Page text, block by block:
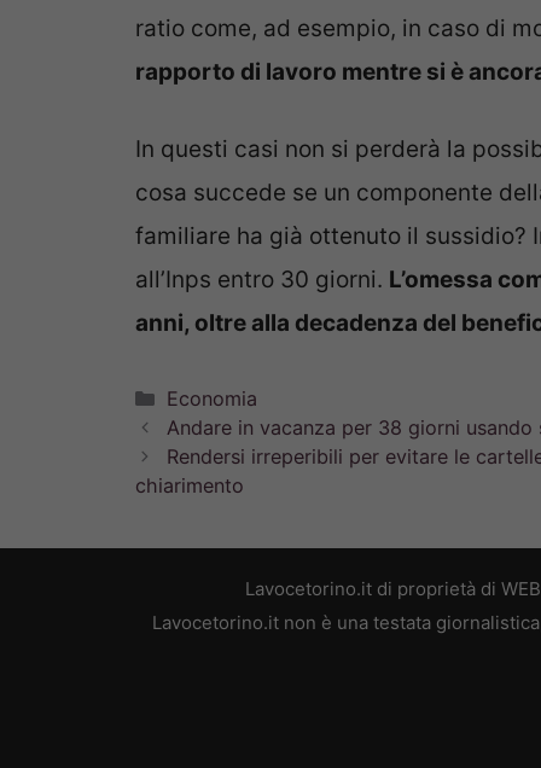
ratio come, ad esempio, in caso di
rapporto di lavoro mentre si è
In questi casi non si perderà la
cosa succede se un componente
familiare ha già ottenuto il sussidio?
all’Inps entro 30 giorni. L’omessa
anni, oltre alla decadenza del
Categorie
Economia
Andare in vacanza per 38 giorni
Rendersi irreperibili per evitare le
chiarimento
Lavocetorino.it di proprietà di
Lavocetorino.it non è una testata